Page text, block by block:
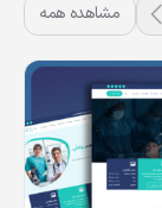
مشاهده همه